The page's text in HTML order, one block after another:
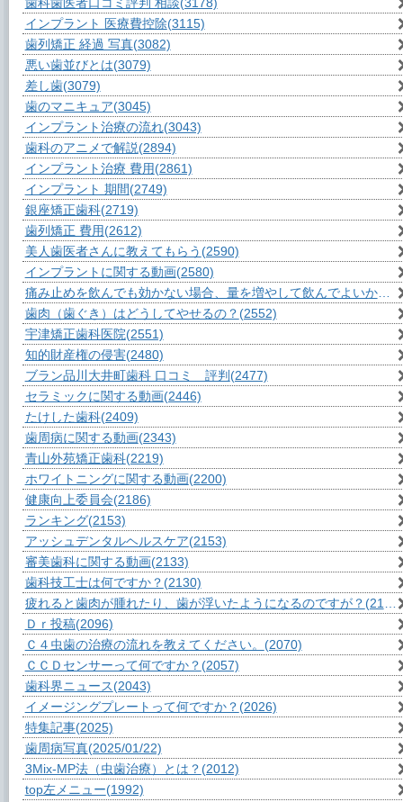
インプラント 医療費控除(3115)
歯列矯正 経過 写真(3082)
悪い歯並びとは(3079)
差し歯(3079)
歯のマニキュア(3045)
インプラント治療の流れ(3043)
歯科のアニメで解説(2894)
インプラント治療 費用(2861)
インプラント 期間(2749)
銀座矯正歯科(2719)
歯列矯正 費用(2612)
美人歯医者さんに教えてもらう (2590)
インプラントに関する動画(2580)
痛み止めを飲んでも効かない場合、量を増やして飲んでよいか？
歯肉（歯ぐき）はどうしてやせるの？ (2552)
宇津矯正歯科医院(2551)
知的財産権の侵害(2480)
ブラン品川大井町歯科 口コミ 評判 (2477)
セラミックに関する動画(2446)
たけした歯科(2409)
歯周病に関する動画(2343)
青山外苑矯正歯科(2219)
ホワイトニングに関する動画(2200)
健康向上委員会(2186)
ランキング(2153)
アッシュデンタルヘルスケア(2153)
審美歯科に関する動画(2133)
歯科技工士は何ですか？ (2130)
疲れると歯肉が腫れたり、歯が浮いたようになるのですが？ (2110)
Ｄｒ投稿(2096)
Ｃ４虫歯の治療の流れを教えてください。 (2070)
ＣＣＤセンサーって何ですか？ (2057)
歯科界ニュース(2043)
イメージングプレートって何ですか？ (2026)
特集記事(2025)
歯周病写真(2025/01/22)
3Mix-MP法（虫歯治療）とは？ (2012)
top左メニュー(1992)